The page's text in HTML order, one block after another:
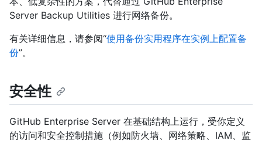
Server Backup Utilities 进行网络备份。
有关详细信息，请参阅“使用备份实用程序在实例上配置备
份”。
安全性
GitHub Enterprise Server 在基础结构上运行，受你定义
的访问和安全控制措施（例如防火墙、网络策略、IAM、监